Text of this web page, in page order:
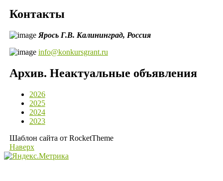
Контакты
Ярось Г.В. Калининград, Россия
info@konkursgrant.ru
Архив. Неактуальные объявления
2026
2025
2024
2023
Шаблон сайта от RocketTheme
Наверх